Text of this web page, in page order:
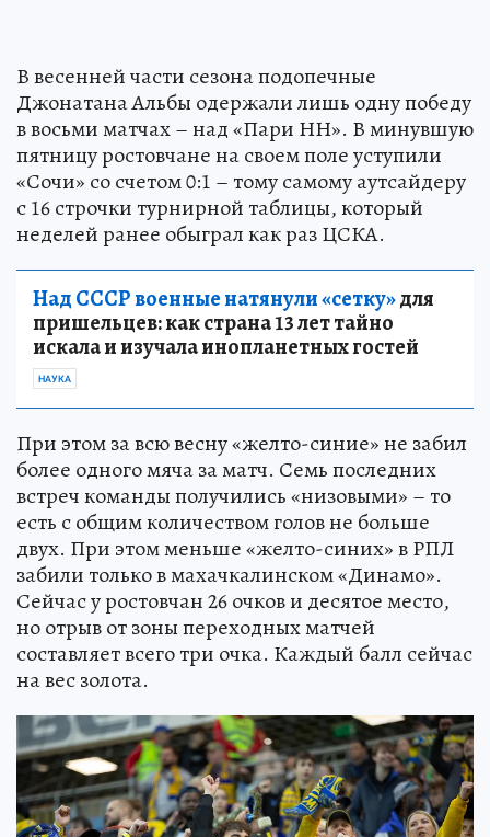
В весенней части сезона подопечные
Джонатана Альбы одержали лишь одну победу
в восьми матчах – над «Пари НН». В минувшую
пятницу ростовчане на своем поле уступили
«Сочи» со счетом 0:1 – тому самому аутсайдеру
с 16 строчки турнирной таблицы, который
неделей ранее обыграл как раз ЦСКА.
Над СССР военные натянули «сетку»для
пришельцев: как страна 13 лет тайно
искала и изучала инопланетных гостей
НАУКА
При этом за всю весну «желто-синие» не забил
более одного мяча за матч. Семь последних
встреч команды получились «низовыми» – то
есть с общим количеством голов не больше
двух. При этом меньше «желто-синих» в РПЛ
забили только в махачкалинском «Динамо».
Сейчас у ростовчан 26 очков и десятое место,
но отрыв от зоны переходных матчей
составляет всего три очка. Каждый балл сейчас
на вес золота.